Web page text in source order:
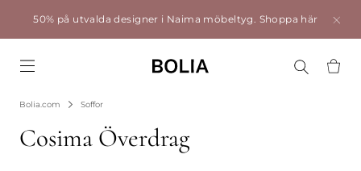
50% på utvalda designer i Naima möbeltyg. Shoppa här
Bolia.com Soffor
Cosima Överdrag